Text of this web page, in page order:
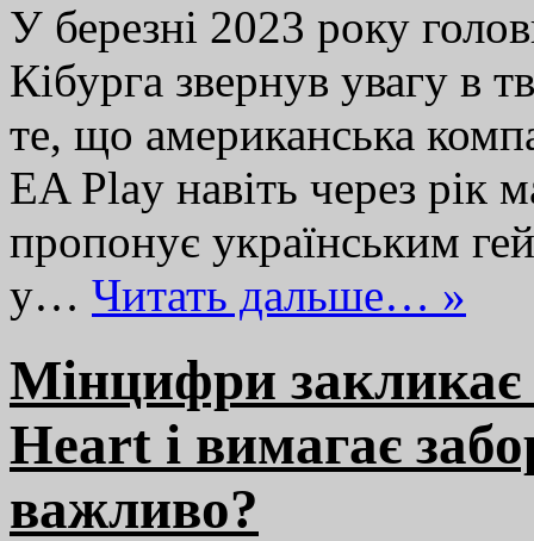
У березні 2023 року
Кібурга звернув увагу в
те, що американська
EA Play навіть через рік
пропонує українським
у… Читать дальше… »
Мінцифри
Heart і вимагає
важливо?